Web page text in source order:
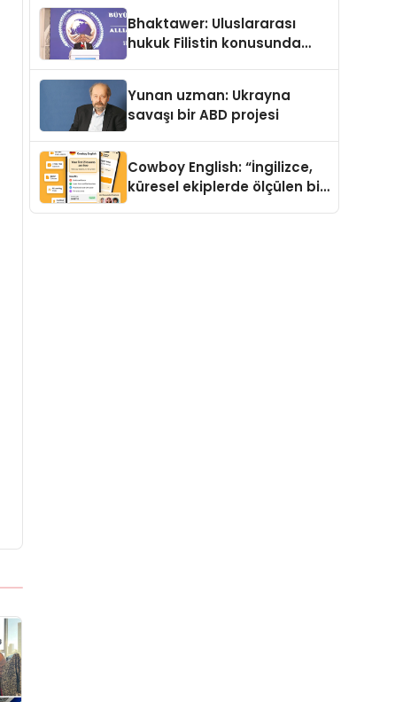
Sindirildiğini Ortaya Koydu
Bhaktawer: Uluslararası
hukuk Filistin konusunda
Yunan uzman: Ukrayna
savaşı bir ABD projesi
Cowboy English: “İngilizce,
küresel ekiplerde ölçülen bir